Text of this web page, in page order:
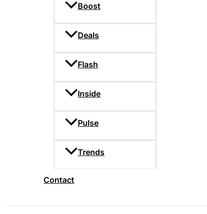
Boost
Deals
Flash
Inside
Pulse
Trends
Contact